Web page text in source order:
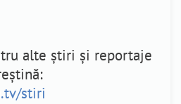
alte știri și reportaje
stiri